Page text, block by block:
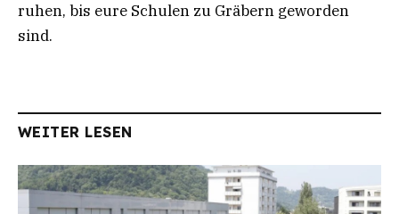
ruhen, bis eure Schulen zu Gräbern geworden
sind.
WEITER LESEN